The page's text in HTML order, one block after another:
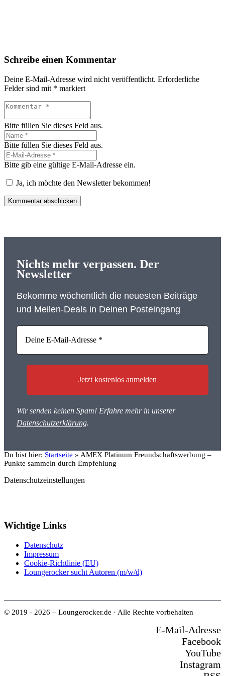
Schreibe einen Kommentar
Deine E-Mail-Adresse wird nicht veröffentlicht. Erforderliche
Felder sind mit * markiert
Bitte füllen Sie dieses Feld aus.
Bitte füllen Sie dieses Feld aus.
Bitte gib eine gültige E-Mail-Adresse ein.
Ja, ich möchte den Newsletter bekommen!
Kommentar abschicken
Nichts mehr verpassen. Der
Newsletter
Bekomme wöchentlich die neuesten Beiträge
und Meilen-Deals in Deinen Posteingang
Wir senden keinen Spam! Erfahre mehr in unserer
Datenschutzerklärung.
Du bist hier: Startseite » AMEX Platinum Freundschaftswerbung –
Punkte sammeln durch Empfehlung
Datenschutzeinstellungen
Wichtige Links
Datenschutz
Impressum
Cookie-Richtlinie (EU)
Loungerocker sucht Autoren (m/w/d)
© 2019 - 2026 – Loungerocker.de · Alle Rechte vorbehalten
E-Mail-Adresse
Facebook
YouTube
Instagram